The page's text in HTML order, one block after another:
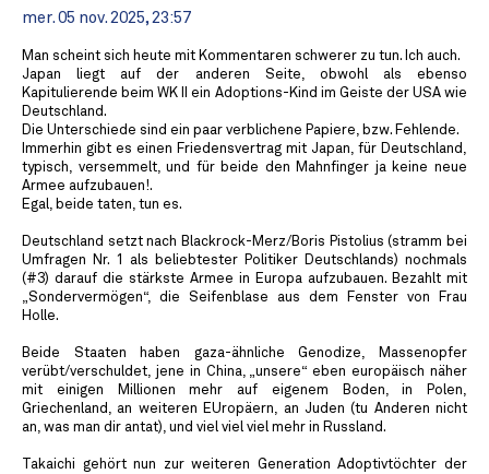
mer. 05 nov. 2025, 23:57
Man scheint sich heute mit Kommentaren schwerer zu tun. Ich auch.
Japan liegt auf der anderen Seite, obwohl als ebenso
Kapitulierende beim WK II ein Adoptions-Kind im Geiste der USA wie
Deutschland.
Die Unterschiede sind ein paar verblichene Papiere, bzw. Fehlende.
Immerhin gibt es einen Friedensvertrag mit Japan, für Deutschland,
typisch, versemmelt, und für beide den Mahnfinger ja keine neue
Armee aufzubauen!.
Egal, beide taten, tun es.
Deutschland setzt nach Blackrock-Merz/Boris Pistolius (stramm bei
Umfragen Nr. 1 als beliebtester Politiker Deutschlands) nochmals
(#3) darauf die stärkste Armee in Europa aufzubauen. Bezahlt mit
„Sondervermögen“, die Seifenblase aus dem Fenster von Frau
Holle.
Beide Staaten haben gaza-ähnliche Genodize, Massenopfer
verübt/verschuldet, jene in China, „unsere“ eben europäisch näher
mit einigen Millionen mehr auf eigenem Boden, in Polen,
Griechenland, an weiteren EUropäern, an Juden (tu Anderen nicht
an, was man dir antat), und viel viel viel mehr in Russland.
Takaichi gehört nun zur weiteren Generation Adoptivtöchter der